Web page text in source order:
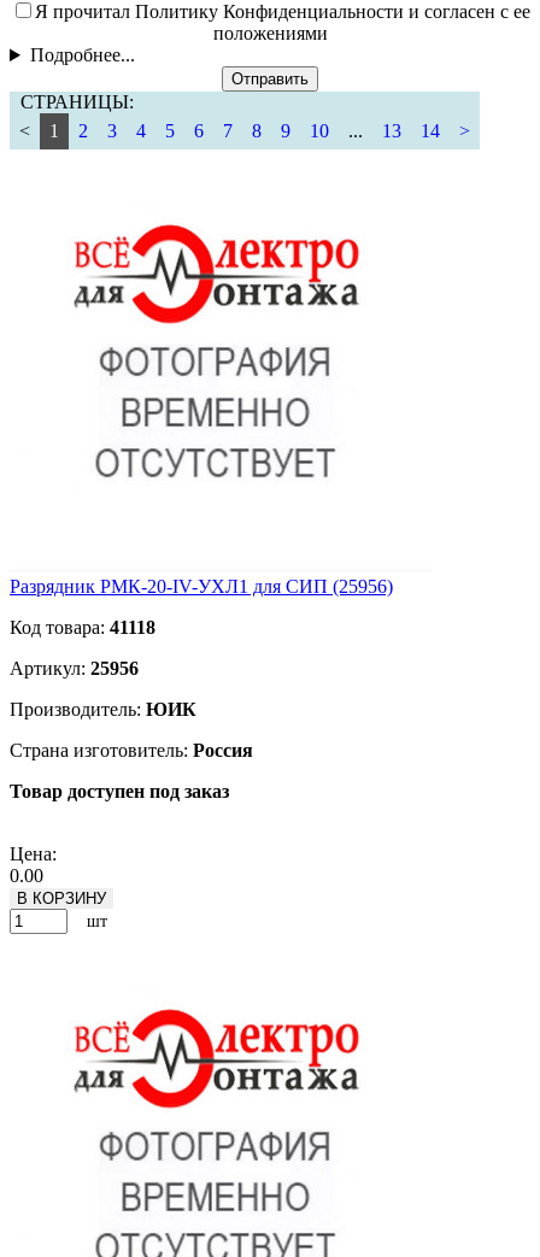
Я прочитал Политику Конфиденциальности и согласен с ее
положениями
Подробнее...
Отправить
СТРАНИЦЫ:
<
1 2 3 4 5 6 7 8 9 10 ... 13 14 >
Разрядник РМК-20-IV-УХЛ1 для СИП (25956)
Код товара: 41118
Артикул: 25956
Производитель: ЮИК
Страна изготовитель: Россия
Товар доступен под заказ
Цена:
0.00
В КОРЗИНУ
шт